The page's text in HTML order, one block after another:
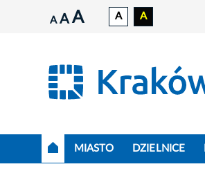
A A A A A
MIASTO DZIELNICE